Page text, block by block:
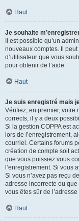
Haut
Je souhaite
Il est possible qu’un
nouveaux comptes. Il
d’utilisateur que vous
pour obtenir de l’aide.
Haut
Je suis enregistré mais
Vérifiez, en premier, votre
corrects, il y a deux
Si la gestion COPPA est
lors de l’enregistrement,
courriel. Certains forums
création de compte soit
que vous puissiez vous
l’enregistrement. Si vous
Si vous n’avez pas reçu
adresse incorrecte ou
vous êtes sûr de
Haut